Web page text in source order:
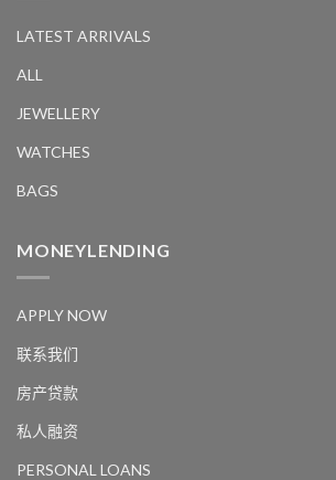
LATEST ARRIVALS
ALL
JEWELLERY
WATCHES
BAGS
MONEYLENDING
APPLY NOW
联系我们
房产贷款
私人融资
PERSONAL LOANS